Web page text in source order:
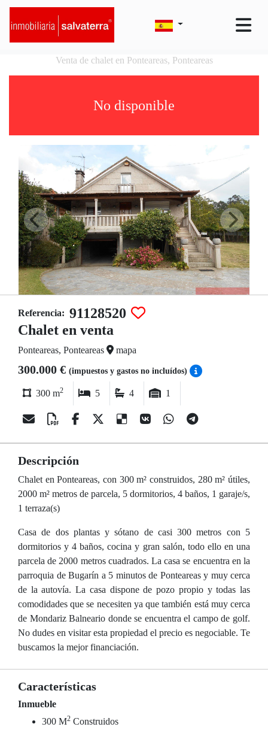
Venta de chalet en Ponteareas, Ponteareas
No disponible
Referencia: 91128520
Chalet en venta
Ponteareas, Ponteareas mapa
300.000 € (impuestos y gastos no incluídos)
300 m2 5 4 1
Descripción
Chalet en Ponteareas, con 300 m² construidos, 280 m² útiles,
2000 m² metros de parcela, 5 dormitorios, 4 baños, 1 garaje/s,
1 terraza(s)
Casa de dos plantas y sótano de casi 300 metros con 5
dormitorios y 4 baños, cocina y gran salón, todo ello en una
parcela de 2000 metros cuadrados. La casa se encuentra en la
parroquia de Bugarín a 5 minutos de Ponteareas y muy cerca
de la autovía. La casa dispone de pozo propio y todas las
comodidades que se necesiten ya que también está muy cerca
de Mondariz Balneario donde se encuentra el campo de golf.
No dudes en visitar esta propiedad el precio es negociable. Te
buscamos la mejor financiación.
Características
Inmueble
300 M2 Construidos